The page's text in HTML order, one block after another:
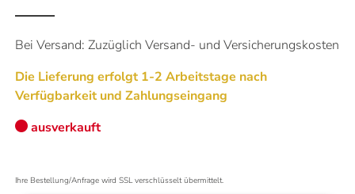
Aktualisiert um10:00Uhr
Mehr Informationen
Bei Versand: Zuzüglich Versand- und Versicherungskosten
Die Lieferung erfolgt 1-2 Arbeitstage nach
Verfügbarkeit und Zahlungseingang
ausverkauft
Ihre Bestellung/Anfrage wird SSL verschlüsselt übermittelt.
Warum ist Gold eine gute Investition?
Goldvreneli kaufen